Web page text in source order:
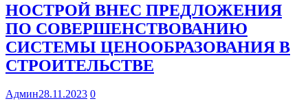
НОСТРОЙ ВНЕС ПРЕДЛОЖЕНИЯ
ПО СОВЕРШЕНСТВОВАНИЮ
СИСТЕМЫ ЦЕНООБРАЗОВАНИЯ В
СТРОИТЕЛЬСТВЕ
Админ28.11.2023 0